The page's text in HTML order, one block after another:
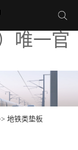
唯一官
地铁类垫板